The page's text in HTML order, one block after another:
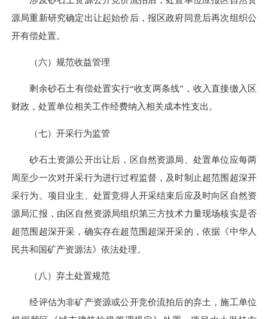
源局重新研究确定出让起始价后，报区政府同意后再次组织公
开有偿处置。
（六）规范收益管理
剩余砂石土有偿处置实行“收支两条线”，收入直接缴入区
财政，处置单位相关工作经费纳入相关成本性支出。
（七）开采行为监管
砂石土资源公开出让后，区自然资源局、处置单位应每两
周至少一次对开采行为进行过程监督，及时制止超范围超深开
采行为。项目业主、处置竞得人开采结束后应及时向区自然资
源局汇报，由区自然资源局组织第三方技术力量现场核实是否
超范围超深开采，确实存在超范围超深开采的，依据《中华人
民共和国矿产资源法》依法处理。
（八）弃土处置规范
经评估为非矿产资源或公开竞价流拍后的弃土，施工单位